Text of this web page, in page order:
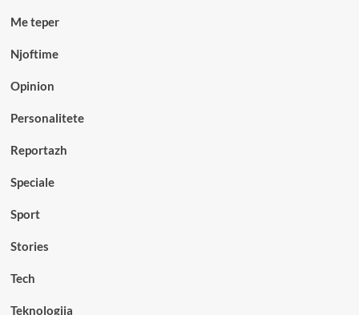
Me teper
Njoftime
Opinion
Personalitete
Reportazh
Speciale
Sport
Stories
Tech
Teknologjia